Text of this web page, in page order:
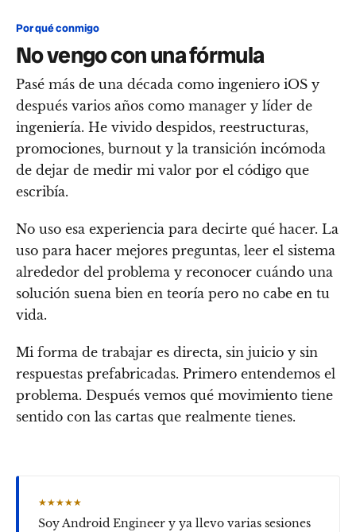
Por qué conmigo
No vengo con una fórmula
Pasé más de una década como ingeniero iOS y
después varios años como manager y líder de
ingeniería. He vivido despidos, reestructuras,
promociones, burnout y la transición incómoda
de dejar de medir mi valor por el código que
escribía.
No uso esa experiencia para decirte qué hacer. La
uso para hacer mejores preguntas, leer el sistema
alrededor del problema y reconocer cuándo una
solución suena bien en teoría pero no cabe en tu
vida.
Mi forma de trabajar es directa, sin juicio y sin
respuestas prefabricadas. Primero entendemos el
problema. Después vemos qué movimiento tiene
sentido con las cartas que realmente tienes.
★★★★★
Soy Android Engineer y ya llevo varias sesiones